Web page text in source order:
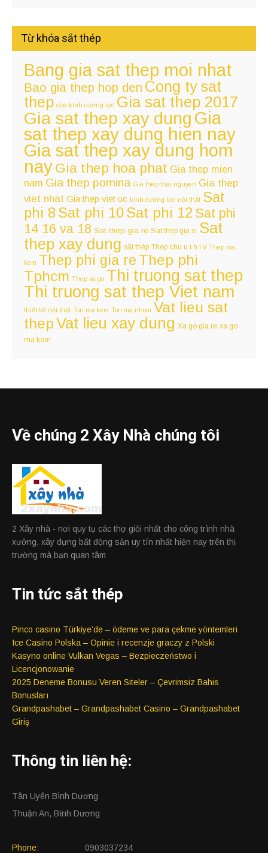
Từ khóa sắt thép
Bang gia sat thep moi nhat
Bao gia thep hop den Cong ty sat
thep cửa kính cường lực Gia sat thep 2017
Gia sat thep xay dung Gia
sat thep xay dung hien nay
Gia sat thep xay dung hom
nayGia thep hoa phat Gia thep mien
nam Gia thep pomina Gia thep thai nguyen Gia thep
viet nhat Gia thep viet uc kính cường lực nội thất Sat
phi 8 Sat phi 10Sat phi 12 Sat phi
14 16 va 18 Sat thep gia re Sat thep gia si Sat
thep xay dung sắt thép Thep chu u i h l v Thep ma
kem Thep phi gia re Thep phi
Tphcm Thep xa go Thi truong sat thep
Thi truong sat thep Viet nam
thiết kế nội thất Ton ma kem Ton ma nhom Vat lieu sat
thepVat lieu xay dung Xa go gia re xa go
ma kem
Về chúng 2 Xây Nhà chúng tôi
2 Xây nhà - nơi quy tụ các thợ giỏi nhất cho công trình nhà
xưởng, xây dựng bất động sản uy tín nhất hiện nay trên thị
trường mà bạn quan tâm
Tin tức sắt thép
Pinco casino Türkiye’de – ödeme ve para çekme yöntemleri
Ice Casino Polska – Opinie i recenzje graczy z Polski
Kasyno online Vulkan Vegas – Bezpieczeństwo i
Licencjonowanie
2025 Deneme Bonusu Veren Siteler – Çevrimsiz Bahis
Bonusları
Grandpashabet – Grandpashabet Casino – Grandpashabet
Giriş
Thông tin liên hệ:
Tân Uyên Bình Dương
Thuận An, Bình Dương
Phone: 0903037234